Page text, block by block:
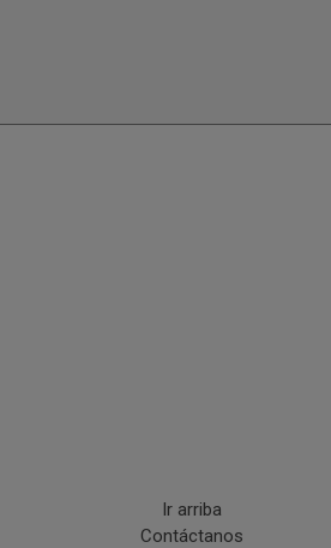
Ir arriba
Contáctanos